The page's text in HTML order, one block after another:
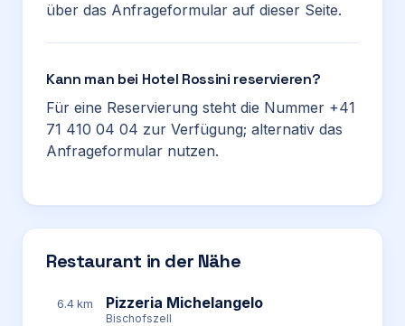
über das Anfrageformular auf dieser Seite.
Kann man bei Hotel Rossini reservieren?
Für eine Reservierung steht die Nummer +41
71 410 04 04 zur Verfügung; alternativ das
Anfrageformular nutzen.
Restaurant in der Nähe
6.4 km Pizzeria Michelangelo
Bischofszell